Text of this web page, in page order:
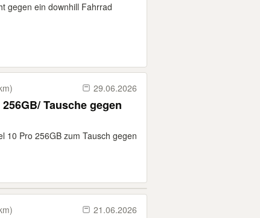
gegen ein downhill Fahrrad
29.06.2026
Tausche gegen
10 Pro 256GB zum Tausch gegen
21.06.2026